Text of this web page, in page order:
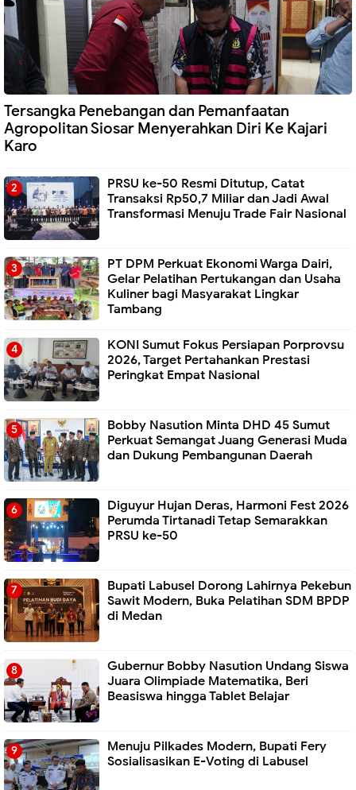
Tersangka Penebangan dan Pemanfaatan
Agropolitan Siosar Menyerahkan Diri Ke Kajari
Karo
PRSU ke-50 Resmi Ditutup, Catat
Transaksi Rp50,7 Miliar dan Jadi Awal
Transformasi Menuju Trade Fair Nasional
PT DPM Perkuat Ekonomi Warga Dairi,
Gelar Pelatihan Pertukangan dan Usaha
Kuliner bagi Masyarakat Lingkar
Tambang
KONI Sumut Fokus Persiapan Porprovsu
2026, Target Pertahankan Prestasi
Peringkat Empat Nasional
Bobby Nasution Minta DHD 45 Sumut
Perkuat Semangat Juang Generasi Muda
dan Dukung Pembangunan Daerah
Diguyur Hujan Deras, Harmoni Fest 2026
Perumda Tirtanadi Tetap Semarakkan
PRSU ke-50
Bupati Labusel Dorong Lahirnya Pekebun
Sawit Modern, Buka Pelatihan SDM BPDP
di Medan
Gubernur Bobby Nasution Undang Siswa
Juara Olimpiade Matematika, Beri
Beasiswa hingga Tablet Belajar
Menuju Pilkades Modern, Bupati Fery
Sosialisasikan E-Voting di Labusel